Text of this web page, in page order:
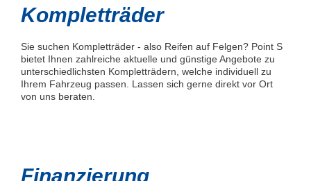
Kompletträder
Sie suchen Kompletträder - also Reifen auf Felgen? Point S
bietet Ihnen zahlreiche aktuelle und günstige Angebote zu
unterschiedlichsten Kompletträdern, welche individuell zu
Ihrem Fahrzeug passen. Lassen sich gerne direkt vor Ort
von uns beraten.
Finanzierung